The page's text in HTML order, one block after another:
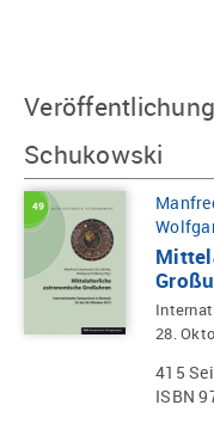
Schukowski
28.
415
ISBN